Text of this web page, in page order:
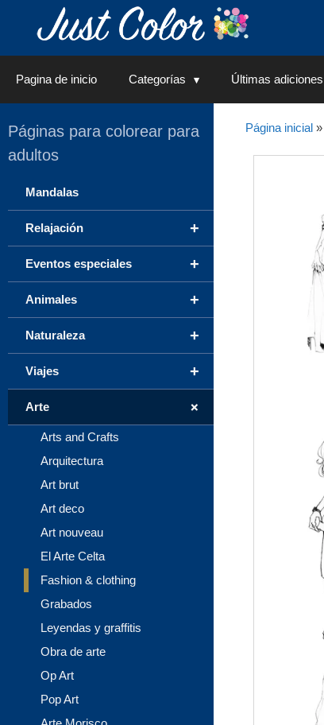
Pagina de inicio Categorías Últimas adiciones
Página inicial»
Páginas para colorear para
adultos
Mandalas
+
Relajación
+
Eventos especiales
+
Animales
+
Naturaleza
+
Viajes
+
Arte
Arts and Crafts
Arquitectura
Art brut
Art deco
Art nouveau
El Arte Celta
Fashion & clothing
Grabados
Leyendas y graffitis
Obra de arte
Op Art
Pop Art